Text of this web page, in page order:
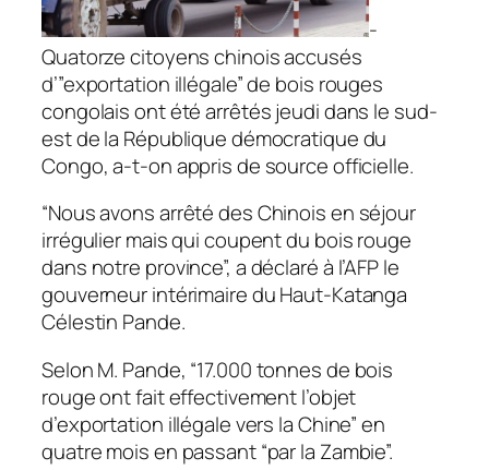
-
Quatorze citoyens chinois accusés
d’”exportation illégale” de bois rouges
congolais ont été arrêtés jeudi dans le sud-
est de la République démocratique du
Congo, a-t-on appris de source officielle.
“Nous avons arrêté des Chinois en séjour
irrégulier mais qui coupent du bois rouge
dans notre province”, a déclaré à l’AFP le
gouverneur intérimaire du Haut-Katanga
Célestin Pande.
Selon M. Pande, “17.000 tonnes de bois
rouge ont fait effectivement l’objet
d’exportation illégale vers la Chine” en
quatre mois en passant “par la Zambie”.